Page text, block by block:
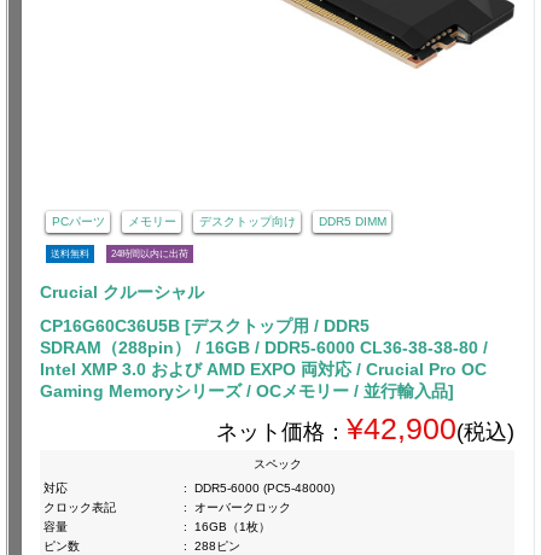
PCパーツ メモリー デスクトップ向け DDR5 DIMM
送料無料 24時間以内に出荷
Crucial クルーシャル
CP16G60C36U5B [デスクトップ用 / DDR5
SDRAM（288pin） / 16GB / DDR5-6000 CL36-38-38-80 /
Intel XMP 3.0 および AMD EXPO 両対応 / Crucial Pro OC
Gaming Memoryシリーズ / OCメモリー / 並行輸入品]
ネット価格： ¥42,900(税込)
スペック
対応
:
DDR5-6000 (PC5-48000)
クロック表記
:
オーバークロック
容量
:
16GB（1枚）
ピン数
:
288ピン